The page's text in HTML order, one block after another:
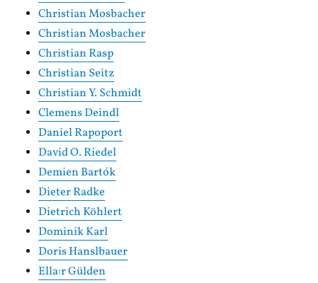
Christian Mosbacher
Christian Mosbacher
Christian Rasp
Christian Seitz
Christian Y. Schmidt
Clemens Deindl
Daniel Rapoport
David O. Riedel
Demien Bartók
Dieter Radke
Dietrich Köhlert
Dominik Karl
Doris Hanslbauer
Ella:r Gülden